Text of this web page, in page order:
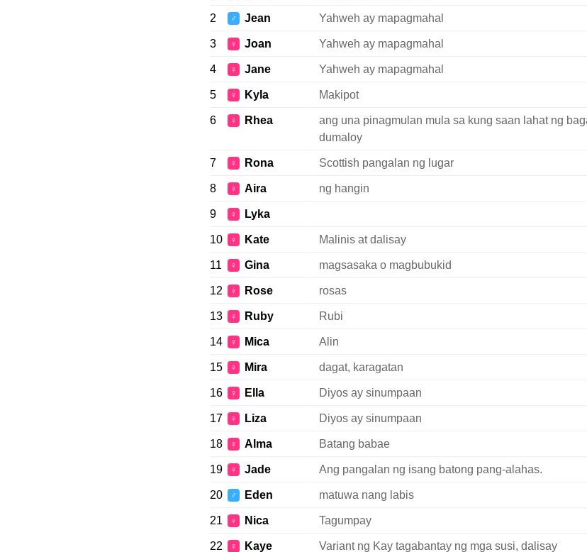
2 ♂ Jean Yahweh ay mapagmahal
3 ♀ Joan Yahweh ay mapagmahal
4 ♀ Jane Yahweh ay mapagmahal
5 ♀ Kyla Makipot
6 ♀ Rhea
ang una pinagmulan mula sa kung saan lahat ng
dumaloy
7 ♀ Rona Scottish pangalan ng lugar
8 ♀ Aira ng hangin
9 ♀ Lyka
10 ♀ Kate Malinis at dalisay
11 ♀ Gina magsasaka o magbubukid
12 ♀ Rose rosas
13 ♀ Ruby Rubi
14 ♀ Mica Alin
15 ♀ Mira dagat, karagatan
16 ♀ Ella Diyos ay sinumpaan
17 ♀ Liza Diyos ay sinumpaan
18 ♀ Alma Batang babae
19 ♀ Jade Ang pangalan ng isang batong pang-alahas.
20 ♂ Eden matuwa nang labis
21 ♀ Nica Tagumpay
22 ♀ Kaye Variant ng Kay tagabantay ng mga susi, dalisay